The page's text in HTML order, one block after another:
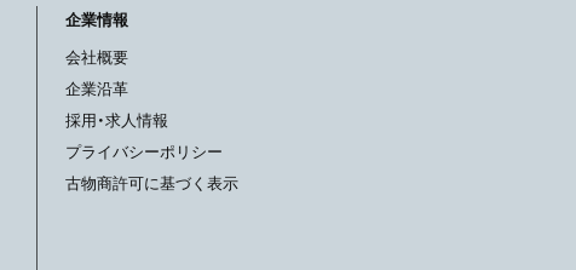
企業情報
会社概要
企業沿革
採用・求人情報
プライバシーポリシー
古物商許可に基づく表示